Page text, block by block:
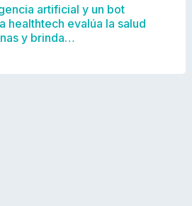
artificial y un bot
healthtech evalúa la salud
y brinda…